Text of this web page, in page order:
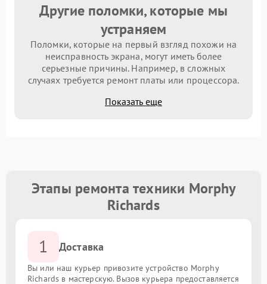
Другие поломки, которые мы
устраняем
Поломки, которые на первый взгляд похожи на
неисправность экрана, могут иметь более
серьезные причины. Например, в сложных
случаях требуется ремонт платы или процессора.
Показать еще
Этапы ремонта техники Morphy
Richards
1 Доставка
Вы или наш курьер привозите устройство Morphy
Richards в мастерскую. Вызов курьера предоставляется